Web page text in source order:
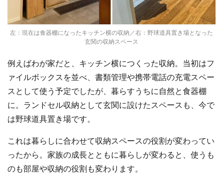
左：現在は食器棚になったキッチン横の収納／右：野球道具置き場となった
玄関の収納スペース
例えばわが家だと、キッチン横につくった収納。当初はフ
ァイルボックスを並べ、書類管理や携帯電話の充電スペー
スとして使う予定でしたが、暮らすうちに自然と食器棚
に。ランドセル収納として玄関に設けたスペースも、今で
は野球道具置き場です。
これは暮らしに合わせて収納スペースの役割が変わってい
ったから。家族の成長とともに暮らしが変わると、使うも
のも部屋や収納の役割も変わります。